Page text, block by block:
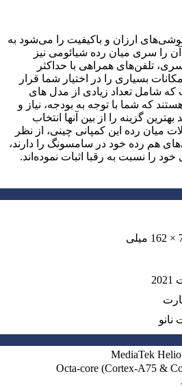
ارزان و باکیفیت را می‌شود به
را سری میان رده شیائومی نیز
تلفن‌های همراهی با حداکثر
بسیاری را در اختیار شما قرار
شامل تعداد زیادی از مدل های
که شما با توجه به بودجه، نیاز و
گزینه را از بین آنها انتخاب
میان رده این کمپانی چینی، از نظر
هم رده خود در سامسونگ را دارند،
را نسبت به رقبا اثبات نموده‌اند.
8.9 × 75.5 × 162 میلی
MediaTek
Octa-core (Cortex-A75 &